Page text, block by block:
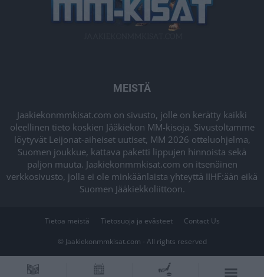
MEISTÄ
Jaakiekonmmkisat.com on sivusto, jolle on kerätty kaikki
oleellinen tieto koskien Jääkiekon MM-kisoja. Sivustoltamme
löytyvät Leijonat-aiheiset uutiset, MM 2026 otteluohjelma,
Suomen joukkue, kattava paketti lippujen hinnoista sekä
paljon muuta. Jaakiekonmmkisat.com on itsenäinen
verkkosivusto, jolla ei ole minkäänlaista yhteyttä IIHF:ään eikä
Suomen Jääkiekkoliittoon.
Tietoa meistä Tietosuoja ja evästeet Contact Us
© Jaakiekonmmkisat.com - All rights reserved